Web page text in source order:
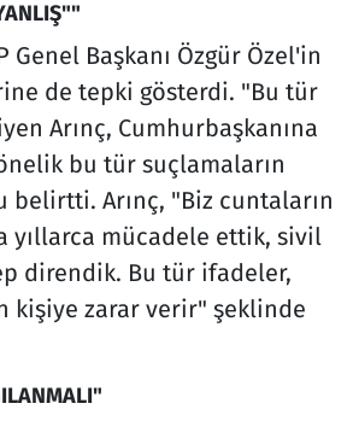
Genel Başkanı Özgür Özel'in
de tepki gösterdi. "Bu tür
Arınç, Cumhurbaşkanına
bu tür suçlamaların
belirtti. Arınç, "Biz cuntaların
yıllarca mücadele ettik, sivil
direndik. Bu tür ifadeler,
kişiye zarar verir" şeklinde